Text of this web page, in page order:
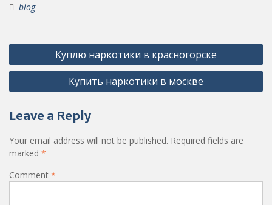
blog
Post
navigation
Куплю наркотики в красногорске
Купить наркотики в москве
Leave a Reply
Your email address will not be published. Required fields are
marked *
Comment *